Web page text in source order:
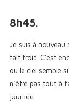
8h45.
Je suis à nouveau
fait froid. C’est
ou le ciel semble
n’être pas tout à
journée.